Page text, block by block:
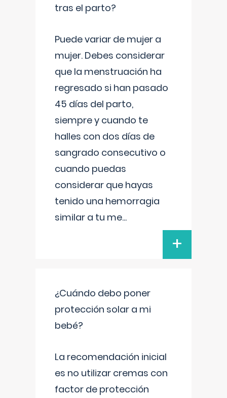
tras el parto?
Puede variar de mujer a
mujer. Debes considerar
que la menstruación ha
regresado si han pasado
45 días del parto,
siempre y cuando te
halles con dos días de
sangrado consecutivo o
cuando puedas
considerar que hayas
tenido una hemorragia
similar a tu me...
+
¿Cuándo debo poner
protección solar a mi
bebé?
La recomendación inicial
es no utilizar cremas con
factor de protección